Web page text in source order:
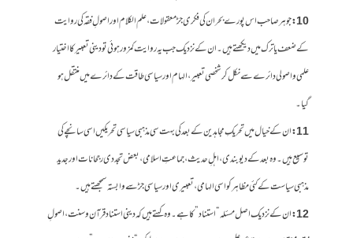
10: جوہر صاحب اس پورے بحران کی فکری جڑ معقولات، علم الکلام اور اصولِ فقہ کی روایت
کے ضعف یا ترک میں دیکھتے ہیں۔ ان کے نزدیک جب یہ روایت کمزور ہوئی تو دینی تعبیر کا اختیار
علمی و اصولی دائرے سے نکل کر شخصی تعبیر، الہام اور سیاسی طاقت کے دائرے میں منتقل ہو
گیا۔
11: ان کے خیال میں تحریکِ مجاہدین کے بعد کی بہت سی مذہبی سیاسی تحریکیں اسی سانچے کی
توسیع ہیں۔ وہ بعد کے دیوبندی، اہلِ حدیث، جماعتِ اسلامی، بعض تجددی رجحانات اور جدید
مذہبی سیاست کے کئی مظاہر کو اسی الہامی، تعبیری اور سیاسی جڑ سے وابستہ سمجھتے ہیں۔
12: ان کے نزدیک اصل مسئلہ “استناد” کا ہے۔ وہ کہتے ہیں کہ دینی استناد قرآن و سنت، اصولِ